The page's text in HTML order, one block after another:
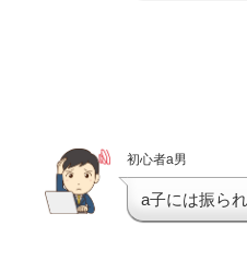
初心者a男
a子には振ら